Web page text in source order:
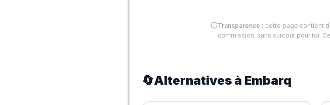
Transparence : cette page contient
commission, sans surcoût pour toi.
🔄Alternatives à Embarq